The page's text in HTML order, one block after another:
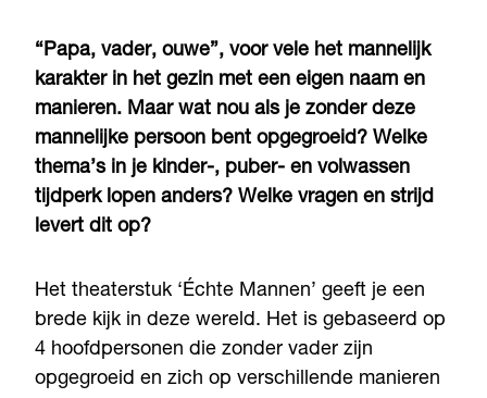
“Papa, vader, ouwe”, voor vele het mannelijk
karakter in het gezin met een eigen naam en
manieren. Maar wat nou als je zonder deze
mannelijke persoon bent opgegroeid? Welke
thema’s in je kinder-, puber- en volwassen
tijdperk lopen anders? Welke vragen en strijd
levert dit op?
Het theaterstuk ‘Échte Mannen’ geeft je een
brede kijk in deze wereld. Het is gebaseerd op
4 hoofdpersonen die zonder vader zijn
opgegroeid en zich op verschillende manieren